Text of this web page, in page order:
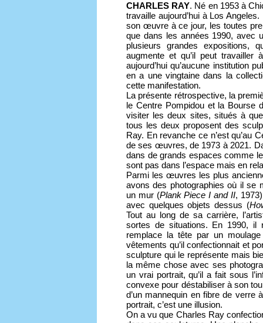
CHARLES RAY. Né en 1953 à
travaille aujourd’hui à Los
son œuvre à ce jour, les toutes
que dans les années 1990, avec
plusieurs grandes expositions,
augmente et qu’il peut
aujourd’hui qu’aucune institution
en a une vingtaine dans la
cette manifestation.
La présente rétrospective, la
le Centre Pompidou et la Bourse
visiter les deux sites, situés à
tous les deux proposent des
Ray. En revanche ce n’est qu’au
de ses œuvres, de 1973 à 2021.
dans de grands espaces comme
sont pas dans l’espace mais en
Parmi les œuvres les plus
avons des photographies où il se
un mur (Plank Piece I and II,
avec quelques objets dessus (
Tout au long de sa carrière,
sortes de situations. En 1990, il
remplace la tête par un
vêtements qu’il confectionnait et
sculpture qui le représente mais
la même chose avec ses
un vrai portrait, qu’il a fait sous
convexe pour déstabiliser à son
d’un mannequin en fibre de verre
portrait, c’est une illusion.
On a vu que Charles Ray